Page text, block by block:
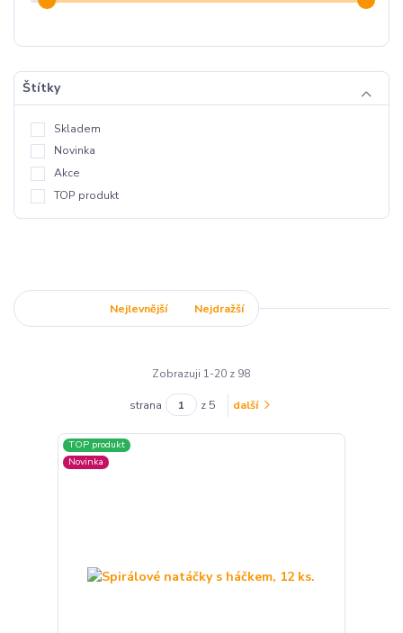
Štítky
Skladem
Novinka
Akce
TOP produkt
Nejlevnější Nejdražší
Zobrazuji 1-20 z 98
strana z 5 další
TOP produkt
Novinka